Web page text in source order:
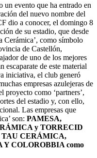
un evento que ha entrado en
del nuevo nombre del
dio a conocer, el domingo 8
de su estadio, que desde
Cerámica’, como símbolo
de Castellón,
de uno de los mejores
escaparate de este material
iniciativa, el club generó
empresas azulejeras de
como ‘partners’,
del estadio y, con ello,
Las empresas que
son: PAMESA,
y TORRECID
TAU CERÁMICA,
COLOROBBIA como